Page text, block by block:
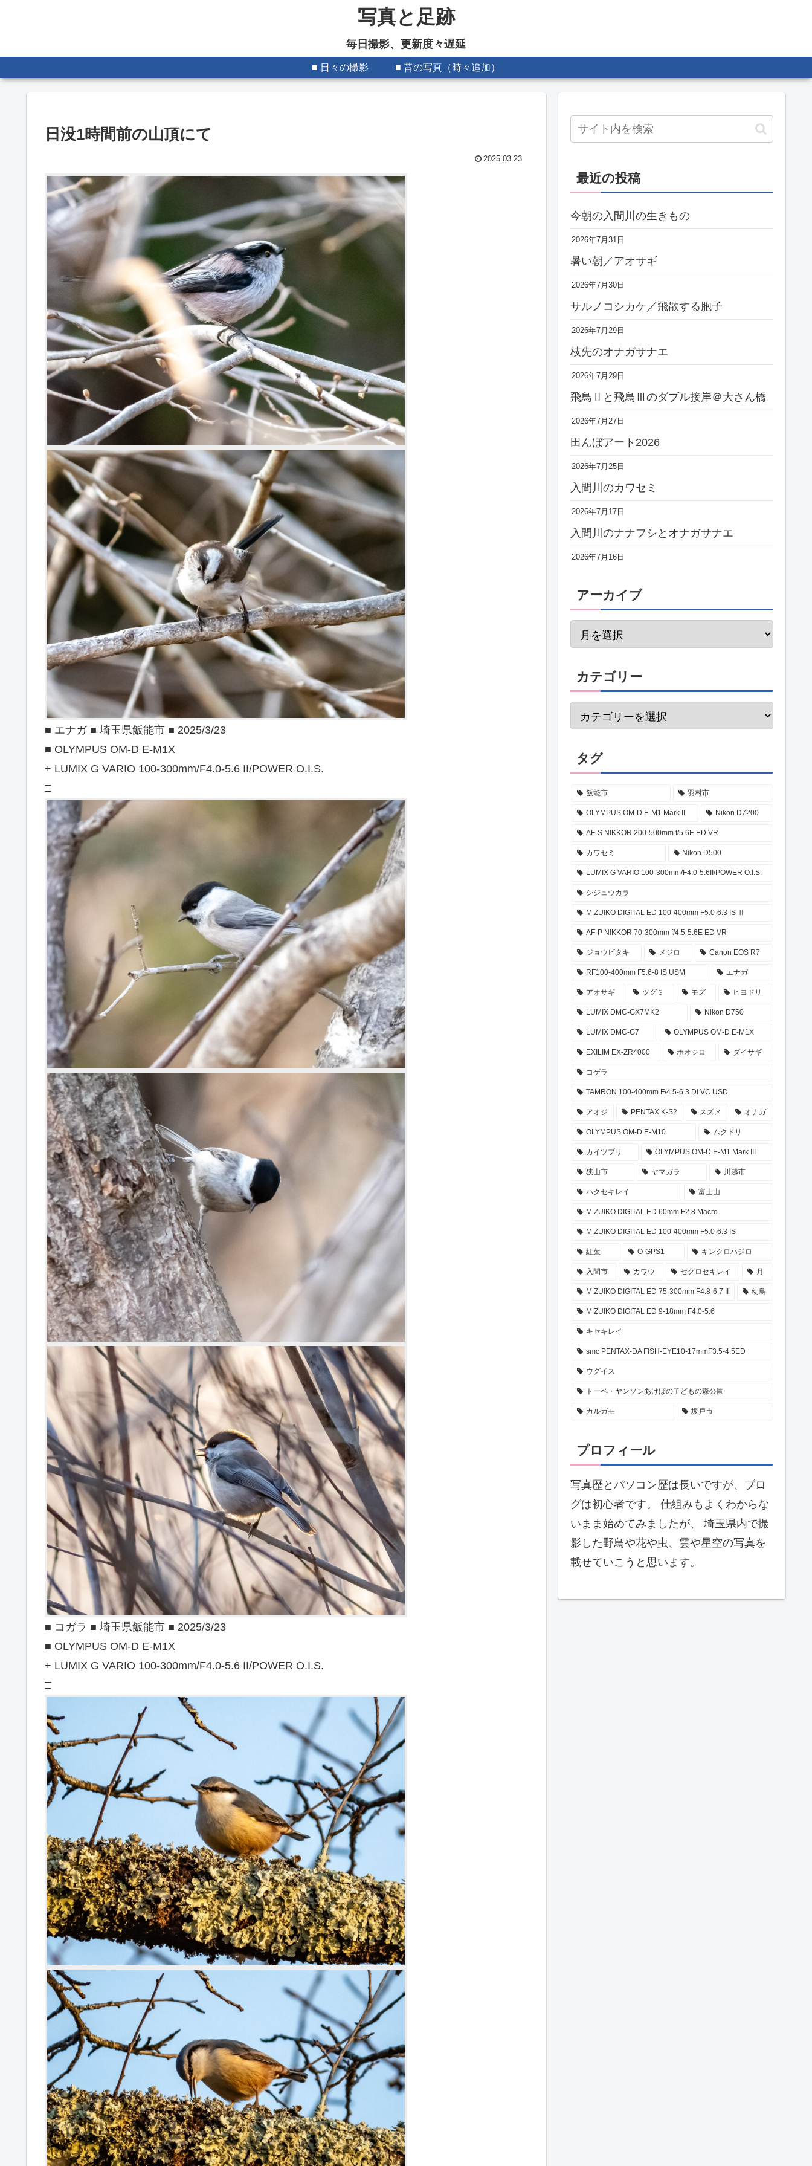
写真と足跡
毎日撮影、更新度々遅延
■ 日々の撮影 ■ 昔の写真（時々追加）
日没1時間前の山頂にて
2025.03.23
■ エナガ ■ 埼玉県飯能市 ■ 2025/3/23
■ OLYMPUS OM-D E-M1X
+ LUMIX G VARIO 100-300mm/F4.0-5.6 II/POWER O.I.S.
□
■ コガラ ■ 埼玉県飯能市 ■ 2025/3/23
■ OLYMPUS OM-D E-M1X
+ LUMIX G VARIO 100-300mm/F4.0-5.6 II/POWER O.I.S.
□
最近の投稿
今朝の入間川の生きもの
2026年7月31日
暑い朝／アオサギ
2026年7月30日
サルノコシカケ／飛散する胞子
2026年7月29日
枝先のオナガサナエ
2026年7月29日
飛鳥Ⅱと飛鳥Ⅲのダブル接岸＠大さん橋
2026年7月27日
田んぼアート2026
2026年7月25日
入間川のカワセミ
2026年7月17日
入間川のナナフシとオナガサナエ
2026年7月16日
アーカイブ
カテゴリー
タグ
飯能市 羽村市
OLYMPUS OM-D E-M1 Mark II Nikon D7200
AF-S NIKKOR 200-500mm f/5.6E ED VR
カワセミ Nikon D500
LUMIX G VARIO 100-300mm/F4.0-5.6II/POWER O.I.S.
シジュウカラ
M.ZUIKO DIGITAL ED 100-400mm F5.0-6.3 IS Ⅱ
AF-P NIKKOR 70-300mm f/4.5-5.6E ED VR
ジョウビタキ メジロ Canon EOS R7
RF100-400mm F5.6-8 IS USM エナガ
アオサギ ツグミ モズ ヒヨドリ
LUMIX DMC-GX7MK2 Nikon D750
LUMIX DMC-G7 OLYMPUS OM-D E-M1X
EXILIM EX-ZR4000 ホオジロ ダイサギ
コゲラ
TAMRON 100-400mm F/4.5-6.3 Di VC USD
アオジ PENTAX K-S2 スズメ オナガ
OLYMPUS OM-D E-M10 ムクドリ
カイツブリ OLYMPUS OM-D E-M1 Mark III
狭山市 ヤマガラ 川越市
ハクセキレイ 富士山
M.ZUIKO DIGITAL ED 60mm F2.8 Macro
M.ZUIKO DIGITAL ED 100-400mm F5.0-6.3 IS
紅葉 O-GPS1 キンクロハジロ
入間市 カワウ セグロセキレイ 月
M.ZUIKO DIGITAL ED 75-300mm F4.8-6.7 II 幼鳥
M.ZUIKO DIGITAL ED 9-18mm F4.0-5.6
キセキレイ
smc PENTAX-DA FISH-EYE10-17mmF3.5-4.5ED
ウグイス
トーベ・ヤンソンあけぼの子どもの森公園
カルガモ 坂戸市
プロフィール
写真歴とパソコン歴は長いですが、ブロ
グは初心者です。 仕組みもよくわからな
いまま始めてみましたが、 埼玉県内で撮
影した野鳥や花や虫、雲や星空の写真を
載せていこうと思います。